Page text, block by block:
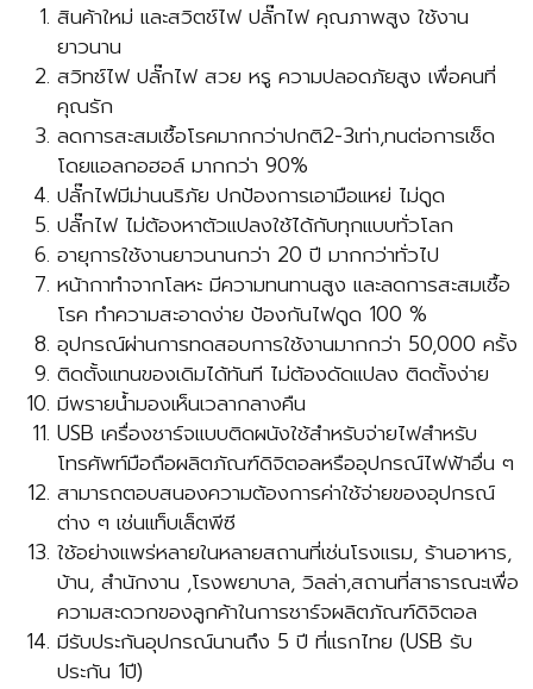
สินค้าใหม่ และสวิตช์ไฟ ปลั๊กไฟ คุณภาพสูง ใช้งาน
ยาวนาน
สวิทช์ไฟ ปลั๊กไฟ สวย หรู ความปลอดภัยสูง เพื่อคนที่
คุณรัก
ลดการสะสมเชื้อโรคมากกว่าปกติ2-3เท่า,ทนต่อการเช็ด
โดยแอลกอฮอล์ มากกว่า 90%
ปลั๊กไฟมีม่านนริภัย ปกป้องการเอามือแหย่ ไม่ดูด
ปลั๊กไฟ ไม่ต้องหาตัวแปลงใช้ได้กับทุกแบบทั่วโลก
อายุการใช้งานยาวนานกว่า 20 ปี มากกว่าทั่วไป
หน้ากาทำจากโลหะ มีความทนทานสูง และลดการสะสมเชื้อ
โรค ทำความสะอาดง่าย ป้องกันไฟดูด 100 %
อุปกรณ์ผ่านการทดสอบการใช้งานมากกว่า 50,000 ครั้ง
ติดตั้งแทนของเดิมได้ทันที ไม่ต้องดัดแปลง ติดตั้งง่าย
มีพรายน้ำมองเห็นเวลากลางคืน
USB เครื่องชาร์จแบบติดผนังใช้สำหรับจ่ายไฟสำหรับ
โทรศัพท์มือถือผลิตภัณฑ์ดิจิตอลหรืออุปกรณ์ไฟฟ้าอื่น ๆ
สามารถตอบสนองความต้องการค่าใช้จ่ายของอุปกรณ์
ต่าง ๆ เช่นแท็บเล็ตพีซี
ใช้อย่างแพร่หลายในหลายสถานที่เช่นโรงแรม, ร้านอาหาร,
บ้าน, สำนักงาน ,โรงพยาบาล, วิลล่า,สถานที่สาธารณะเพื่อ
ความสะดวกของลูกค้าในการชาร์จผลิตภัณฑ์ดิจิตอล
มีรับประกันอุปกรณ์นานถึง 5 ปี ที่แรกไทย (USB รับ
ประกัน 1ปี)